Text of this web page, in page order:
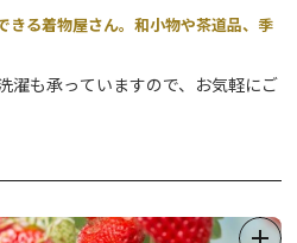
きる着物屋さん。和小物や茶道品、季
濯も承っていますので、お気軽にご
でお問い合わせください。（要予